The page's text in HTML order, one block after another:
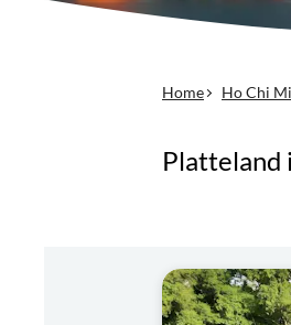
Home Ho Chi
Platteland